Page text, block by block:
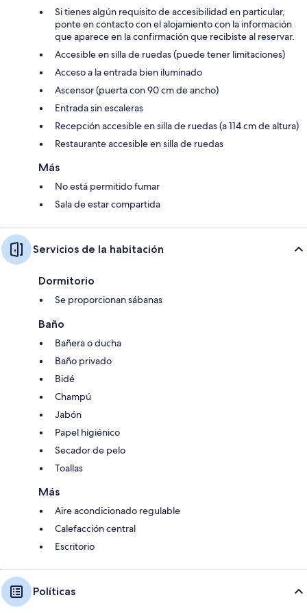
Si tienes algún requisito de accesibilidad en particular,
ponte en contacto con el alojamiento con la información
que aparece en la confirmación que recibiste al reservar.
Accesible en silla de ruedas (puede tener limitaciones)
Acceso a la entrada bien iluminado
Ascensor (puerta con 90 cm de ancho)
Entrada sin escaleras
Recepción accesible en silla de ruedas (a 114 cm de altura)
Restaurante accesible en silla de ruedas
Más
No está permitido fumar
Sala de estar compartida
Servicios de la habitación
Dormitorio
Se proporcionan sábanas
Baño
Bañera o ducha
Baño privado
Bidé
Champú
Jabón
Papel higiénico
Secador de pelo
Toallas
Más
Aire acondicionado regulable
Calefacción central
Escritorio
Políticas